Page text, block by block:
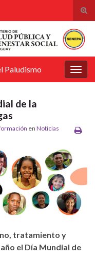
el
de
la
Paludismo
de la
en Noticias
tratamiento y
el Día Mundial de